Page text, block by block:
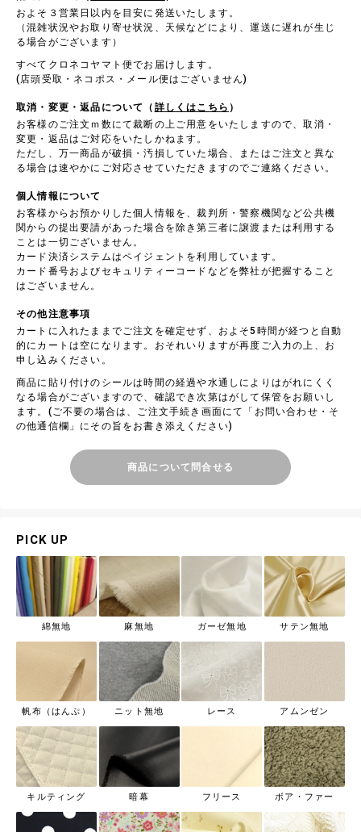
およそ３営業日以内を目安に発送いたします。
（混雑状況やお取り寄せ状況、天候などにより、運送に遅れが生じ
る場合がございます）
すべてクロネコヤマト便でお届けします。
(店頭受取・ネコポス・メール便はございません)
取消・変更・返品について（ 詳しくはこちら ）
お客様のご注文ｍ数にて裁断の上ご用意をいたしますので、取消・
変更・返品はご対応をいたしかねます。
ただし、万一商品が破損・汚損していた場合、またはご注文と異な
る場合は速やかにご対応させていただきますのでご連絡ください。
個人情報について
お客様からお預かりした個人情報を、裁判所・警察機関など公共機
関からの提出要請があった場合を除き第三者に譲渡または利用する
ことは一切ございません。
カード決済システムはペイジェントを利用しています。
カード番号およびセキュリティーコードなどを弊社が把握すること
はございません。
その他注意事項
カートに入れたままでご注文を確定せず、およそ5時間が経つと自動
的にカートは空になります。おそれいりますが再度ご入力の上、お
申し込みください。
商品に貼り付けのシールは時間の経過や水通しによりはがれにくく
なる場合がございますので、確認でき次第はがして保管をお願いし
ます。(ご不要の場合は、ご注文手続き画面にて「お問い合わせ・そ
の他通信欄」にその旨をお書き添えください)
商品について問合せる
PICK UP
綿無地 麻無地 ガーゼ無地 サテン無地
帆布（はんぷ） ニット無地 レース アムンゼン
キルティング 暗幕 フリース ボア・ファー